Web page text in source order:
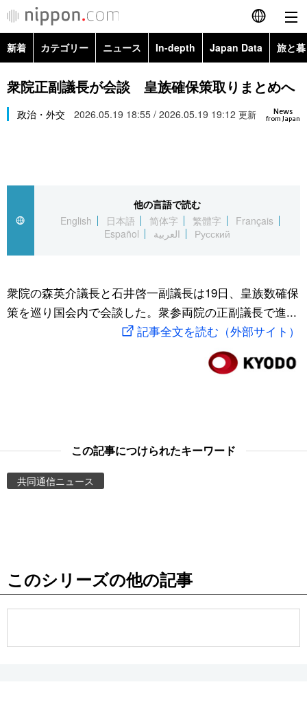
English
简体字
繁體字
العربية
社会
スポーツ・東京2020
旅と暮らし
Images
新着 カテゴリー ニュース In-depth Japan Data 旅と
政治・外交
経済・ビジネス
社会
文化
科学・技術
暮らし
Topics
Images
お知らせ
衆院正副議長が会談 皇族確保策取りまとめへ
News
from Japan
政治・外交 2026.05.19 18:55 / 2026.05.19 19:12 更新
他の言語で読む
English
日本語 简体字 繁體字
Français
Español
العربية Русский
衆院の森英介議長と石井啓一副議長は19日、皇族数確保
策を巡り国会内で会談した。衆参両院の正副議長で進...
記事全文を読む（外部サイト）
この記事につけられたキーワード
共同通信ニュース
このシリーズの他の記事